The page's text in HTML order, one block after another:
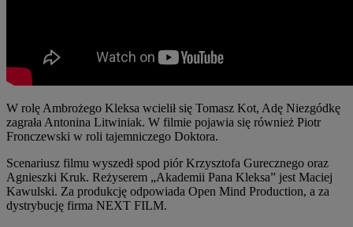
W rolę Ambrożego Kleksa wcielił się Tomasz Kot, Adę Niezgódkę
zagrała Antonina Litwiniak. W filmie pojawia się również Piotr
Fronczewski w roli tajemniczego Doktora.
Scenariusz filmu wyszedł spod piór Krzysztofa Gurecznego oraz
Agnieszki Kruk. Reżyserem „Akademii Pana Kleksa” jest Maciej
Kawulski. Za produkcję odpowiada Open Mind Production, a za
dystrybucję firma NEXT FILM.